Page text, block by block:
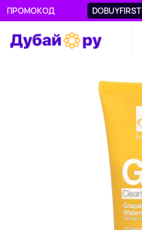
ПРОМОКОД DOBUYFIRST